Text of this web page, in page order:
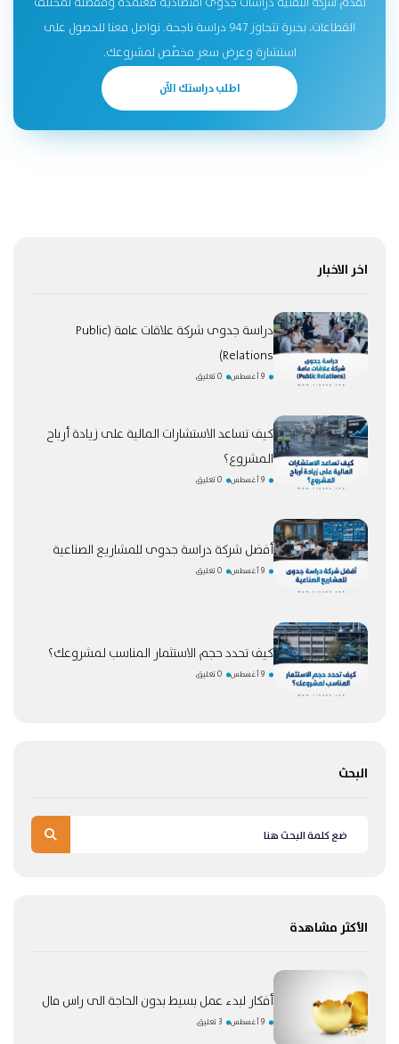
القطاعات، بخبرة تتجاوز 947 دراسة ناجحة. تواصل معنا للحصول على
استشارة وعرض سعر مخصّص لمشروعك.
اطلب دراستك الآن
اخر الاخبار
دراسة جدوى شركة علاقات عامة (Public
Relations)
9 أغسطس 0 تعليق
كيف تساعد الاستشارات المالية على زيادة أرباح
المشروع؟
9 أغسطس 0 تعليق
أفضل شركة دراسة جدوى للمشاريع الصناعية
9 أغسطس 0 تعليق
كيف تحدد حجم الاستثمار المناسب لمشروعك؟
9 أغسطس 0 تعليق
البحث
الأكثر مشاهدة
أفكار لبدء عمل بسيط بدون الحاجة الى راس مال
9 أغسطس 3 تعليق